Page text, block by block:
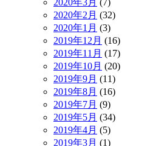
2020年3月 (7)
2020年2月 (32)
2020年1月 (3)
2019年12月 (16)
2019年11月 (17)
2019年10月 (20)
2019年9月 (11)
2019年8月 (16)
2019年7月 (9)
2019年5月 (34)
2019年4月 (5)
2019年3月 (1)